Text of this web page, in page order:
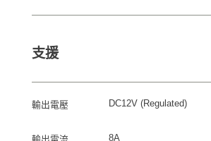
支援
輸出電壓 DC12V (Regulated)
8A